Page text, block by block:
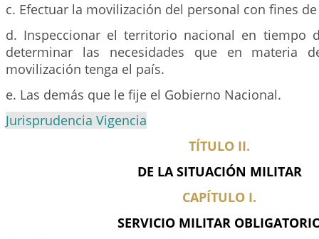
c. Efectuar la movilización del personal con fines
d. Inspeccionar el territorio nacional en tiempo
determinar las necesidades que en materia
movilización tenga el país.
e. Las demás que le fije el Gobierno Nacional.
Jurisprudencia Vigencia
TÍTULO II.
DE LA SITUACIÓN MILITAR
CAPÍTULO I.
SERVICIO MILITAR